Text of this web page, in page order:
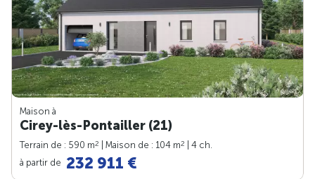
Maison à
Cirey-lès-Pontailler (21)
Terrain de : 590 m2 | Maison de : 104 m2
| 4 ch.
à partir de 232 911 €